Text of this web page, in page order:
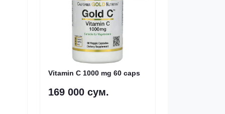
Vitamin C 1000 mg 60 caps
169 000 сум.